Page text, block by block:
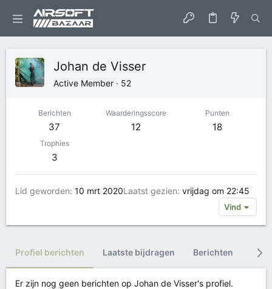
Johan de Visser
Active Member · 52
Berichten
37
Waarderingsscore
12
Punten
18
Trophies
3
Lid geworden 10 mrt 2020Laatst gezien vrijdag om 22:45
Vind
Profiel berichten Laatste bijdragen Berichten
Er zijn nog geen berichten op Johan de Visser's profiel.